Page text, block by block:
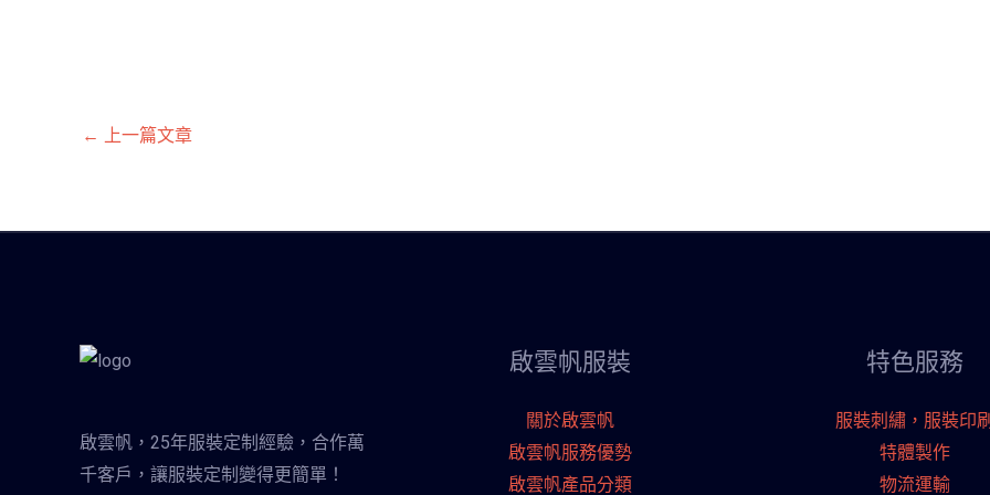
← 上一篇文章
啟雲帆，25年服裝定制經驗，合作萬
千客戶，讓服裝定制變得更簡單！
啟雲帆服裝
關於啟雲帆
啟雲帆服務優勢
啟雲帆產品分類
特色服務
服裝刺繡，服裝印
特體製作
物流運輸